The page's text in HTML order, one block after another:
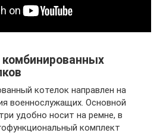
комбинированных
котелок направлен на
военнослужащих. Основной
удобно носит на ремне, в
комплект